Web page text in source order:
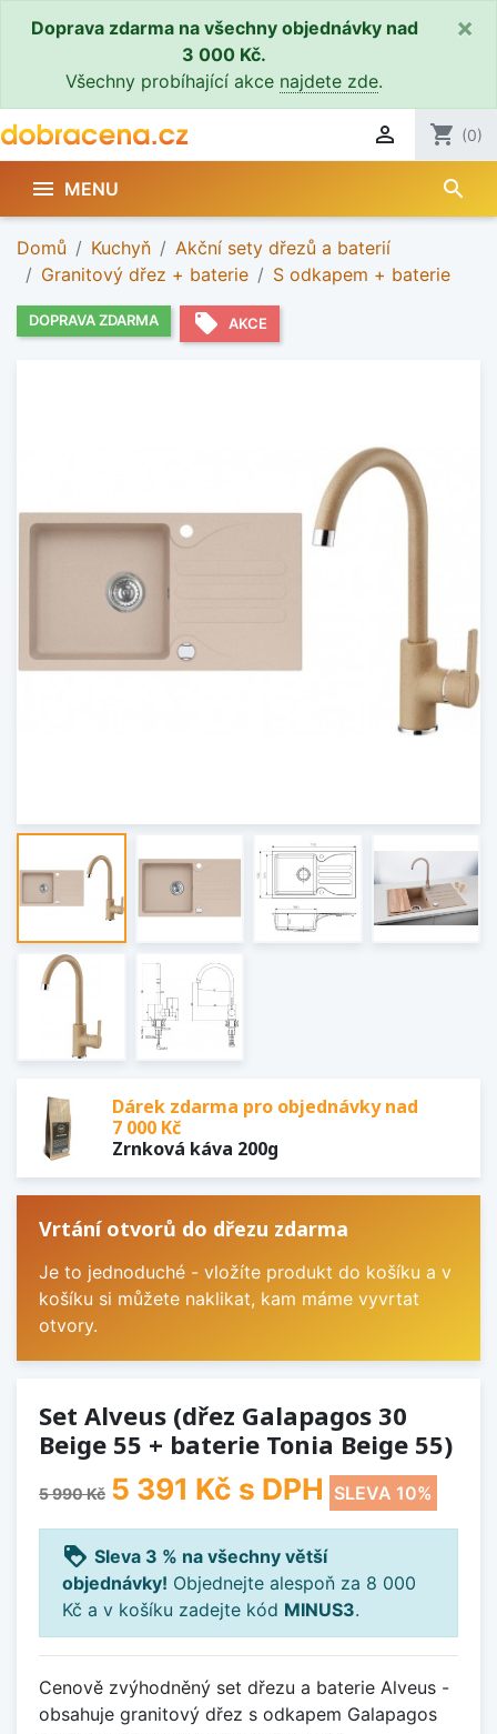
Doprava zdarma na všechny objednávky nad
3 000 Kč.
Všechny probíhající akce najdete zde.
×
 shopping_cart (0)
 MENU search
Domů Kuchyň
Akční sety dřezů a baterií
Granitový dřez + baterie
S odkapem + baterie
DOPRAVA ZDARMA local_offer AKCE
Dárek zdarma pro objednávky nad
7 000 Kč
Zrnková káva 200g
Vrtání otvorů do dřezu zdarma
Je to jednoduché - vložíte produkt do košíku a v
košíku si můžete naklikat, kam máme vyvrtat
otvory.
Set Alveus (dřez Galapagos 30
Beige 55 + baterie Tonia Beige 55)
5 990 Kč 5 391 Kč s DPH SLEVA 10%
loyalty Sleva 3 % na všechny větší
objednávky! Objednejte alespoň za 8 000
Kč a v košíku zadejte kód MINUS3.
Cenově zvýhodněný set dřezu a baterie Alveus -
obsahuje granitový dřez s odkapem Galapagos